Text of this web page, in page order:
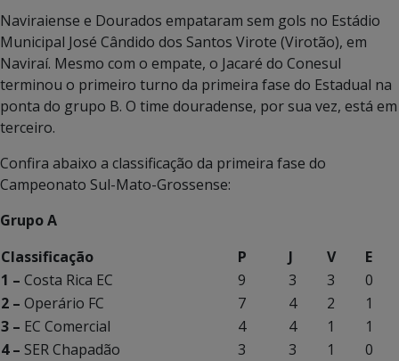
Naviraiense e Dourados empataram sem gols no Estádio
Municipal José Cândido dos Santos Virote (Virotão), em
Naviraí. Mesmo com o empate, o Jacaré do Conesul
terminou o primeiro turno da primeira fase do Estadual na
ponta do grupo B. O time douradense, por sua vez, está em
terceiro.
Confira abaixo a classificação da primeira fase do
Campeonato Sul-Mato-Grossense:
Grupo A
Classificação
P J V
E
1 – Costa Rica EC 9 3 3
0
2 – Operário FC 7 4 2
1
3 – EC Comercial 4 4 1
1
4 – SER Chapadão 3 3 1
0